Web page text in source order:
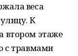
веса
К
втором этаже
с травмами